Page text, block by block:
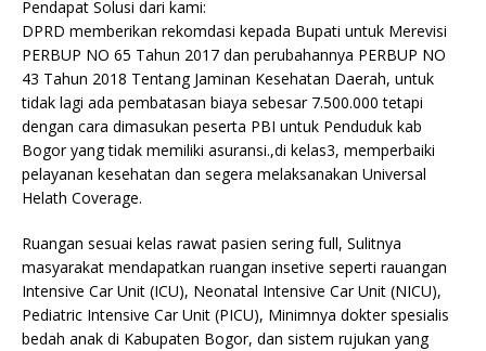
Pendapat Solusi dari kami:
DPRD memberikan rekomdasi kepada Bupati untuk Merevisi
PERBUP NO 65 Tahun 2017 dan perubahannya PERBUP NO
43 Tahun 2018 Tentang Jaminan Kesehatan Daerah, untuk
tidak lagi ada pembatasan biaya sebesar 7.500.000 tetapi
dengan cara dimasukan peserta PBI untuk Penduduk kab
Bogor yang tidak memiliki asuransi.,di kelas3, memperbaiki
pelayanan kesehatan dan segera melaksanakan Universal
Helath Coverage.
Ruangan sesuai kelas rawat pasien sering full, Sulitnya
masyarakat mendapatkan ruangan insetive seperti rauangan
Intensive Car Unit (ICU), Neonatal Intensive Car Unit (NICU),
Pediatric Intensive Car Unit (PICU), Minimnya dokter spesialis
bedah anak di Kabupaten Bogor, dan sistem rujukan yang